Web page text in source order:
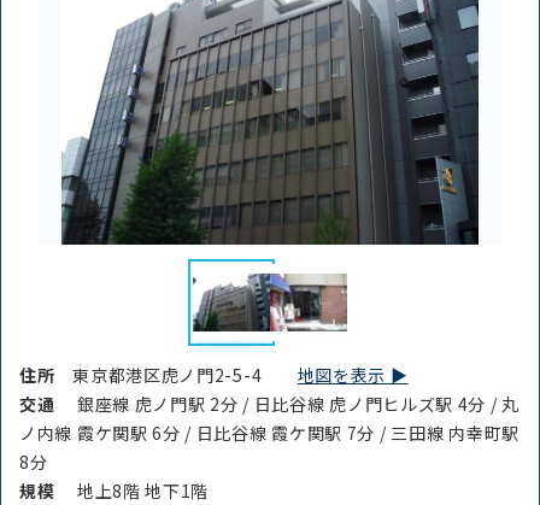
住所東京都港区虎ノ門2-5-4 地図を表示 ▶︎
交通
銀座線 虎ノ門駅 2分 / 日比谷線 虎ノ門ヒルズ駅 4分 / 丸
ノ内線 霞ケ関駅 6分 / 日比谷線 霞ケ関駅 7分 / 三田線 内幸町駅
8分
規模
地上8階 地下1階